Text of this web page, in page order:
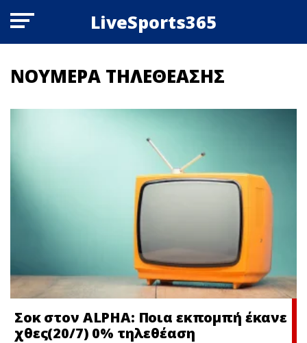
LiveSports365
ΝΟΥΜΕΡΑ ΤΗΛΕΘΕΑΣΗΣ
Σoκ στον ALPHA: Ποια εκπομπή έκανε
χθες(20/7) 0% τηλεθέαση